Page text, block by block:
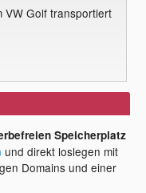
VW Golf transportiert
Speicherplatz
und direkt loslegen mit
Domains und einer